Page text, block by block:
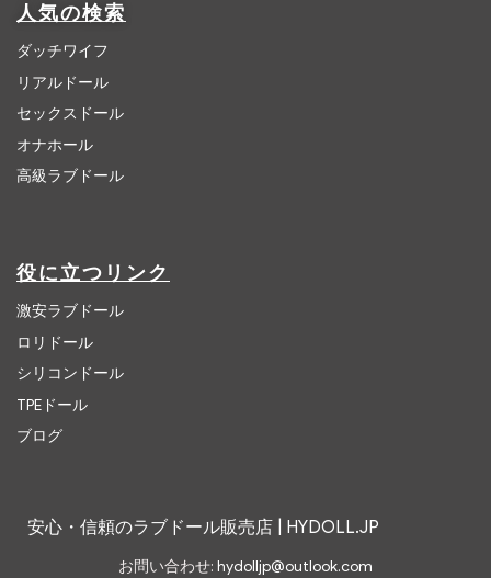
人気の検索
ダッチワイフ
リアルドール
セックスドール
オナホール
高級ラブドール
役に立つリンク
激安ラブドール
ロリドール
シリコンドール
TPEドール
ブログ
安心・信頼のラブドール販売店 | HYDOLL.JP
お問い合わせ: hydolljp@outlook.com